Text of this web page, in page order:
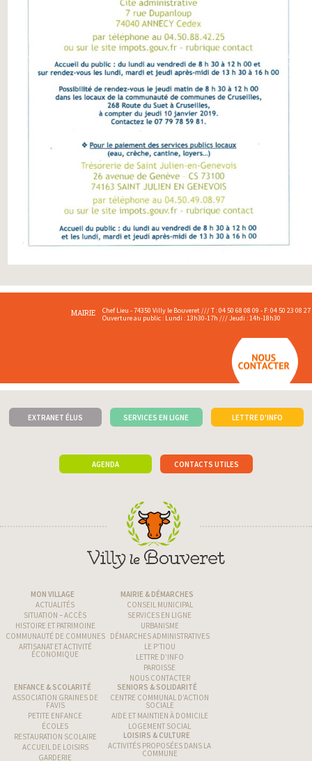
MAIRIE
Chef Lieu - 74350 Villy le Bouveret /// T : 04 50 68 08 09 - F: 04 50 23 08 27
Ouverture au public : Lundi : 13h30-17h /// Jeudi : 14h-18h30
EXTRANET ÉLUS SERVICES EN LIGNE LETTRE D'INFO
AGENDA CONTACTS UTILES
MON VILLAGE
ACTUALITÉS
SITUATION – ACCÈS
HISTOIRE ET PATRIMOINE
COMMUNAUTÉ DE COMMUNES
ARTISANAT ET ACTIVITÉ
ÉCONOMIQUE
MAIRIE & DÉMARCHES
CONSEIL MUNICIPAL
SERVICES EN LIGNE
URBANISME
DÉMARCHES ADMINISTRATIVES
LE P’TIOU
LETTRE D’INFO
PAROISSE
NOUS CONTACTER
ENFANCE & SCOLARITÉ
ASSOCIATION GRAINES DE
FAVIS
PETITE ENFANCE
ÉCOLES
RESTAURATION SCOLAIRE
ACCUEIL DE LOISIRS
GARDERIE
SENIORS & SOLIDARITÉ
CENTRE COMMUNAL D’ACTION
SOCIALE
AIDE ET MAINTIEN À DOMICILE
LOGEMENT SOCIAL
LOISIRS & CULTURE
ACTIVITÉS PROPOSÉES DANS LA
COMMUNE